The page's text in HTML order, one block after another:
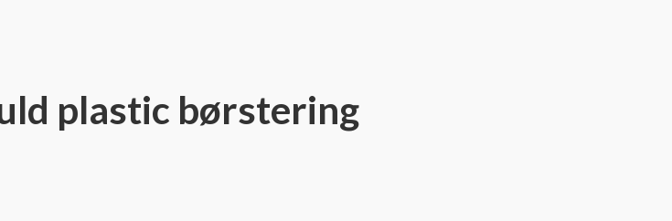
plastic børstering